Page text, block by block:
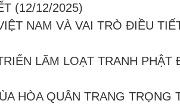
(12/12/2025)
NAM VÀ VAI TRÒ ĐIỀU
LÃM LOẠT TRANH PHẬT
HÒA QUÂN TRANG TRỌNG